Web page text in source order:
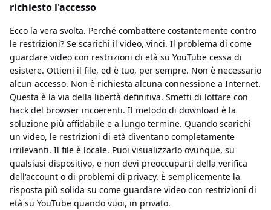
richiesto l'accesso
Ecco la vera svolta. Perché combattere costantemente contro
le restrizioni? Se scarichi il video, vinci. Il problema di come
guardare video con restrizioni di età su YouTube cessa di
esistere. Ottieni il file, ed è tuo, per sempre. Non è necessario
alcun accesso. Non è richiesta alcuna connessione a Internet.
Questa è la via della libertà definitiva. Smetti di lottare con
hack del browser incoerenti. Il metodo di download è la
soluzione più affidabile e a lungo termine. Quando scarichi
un video, le restrizioni di età diventano completamente
irrilevanti. Il file è locale. Puoi visualizzarlo ovunque, su
qualsiasi dispositivo, e non devi preoccuparti della verifica
dell'account o di problemi di privacy. È semplicemente la
risposta più solida su come guardare video con restrizioni di
età su YouTube quando vuoi, in privato.